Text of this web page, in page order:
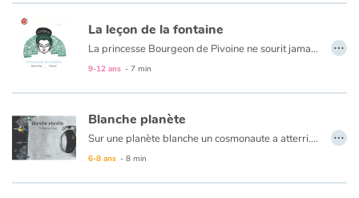
Catalogue anglais
Aide
La leçon de la fontaine
La princesse Bourgeon de Pivoine ne sourit jamais. Son père, l'Empereur, Grand Dragon de Chine, se met en quatre pour la dérider. Mais la princesse reste de marbre jusqu'au jour où elle tombe en arrêt devant une fontaine. Qui lui ouvrira les yeux ?
9-12 ans - 7 min
…
Blanche planète
Sur une planète blanche un cosmonaute a atterri. Il va explorer les lieux et découvrir ses habitants et leur mode de vie qui n'est pas sans rappeler le nôtre et pour cause…
6-8 ans - 8 min
…